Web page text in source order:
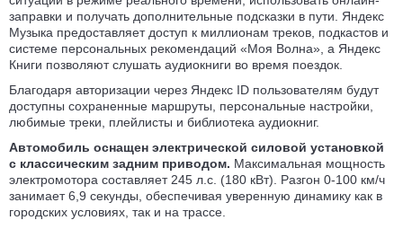
заправки и получать дополнительные подсказки в пути. Яндекс
Музыка предоставляет доступ к миллионам треков, подкастов и
системе персональных рекомендаций «Моя Волна», а Яндекс
Книги позволяют слушать аудиокниги во время поездок.
Благодаря авторизации через Яндекс ID пользователям будут
доступны сохраненные маршруты, персональные настройки,
любимые треки, плейлисты и библиотека аудиокниг.
Автомобиль оснащен электрической силовой установкой
с классическим задним приводом. Максимальная мощность
электромотора составляет 245 л.с. (180 кВт). Разгон 0-100 км/ч
занимает 6,9 секунды, обеспечивая уверенную динамику как в
городских условиях, так и на трассе.